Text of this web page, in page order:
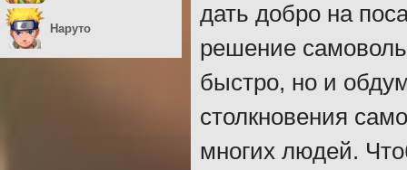
дать добро на
решение
быстро, но и
столкновения
многих людей.
Наруто